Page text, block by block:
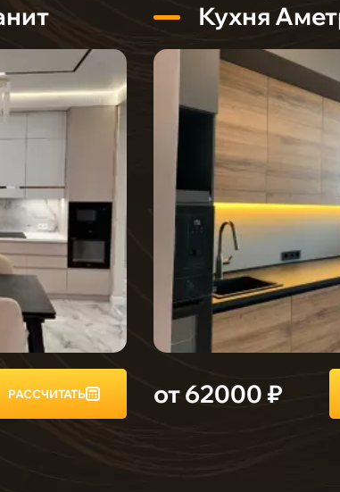
РАССЧИТАТЬ
Кухня
от 62000 ₽